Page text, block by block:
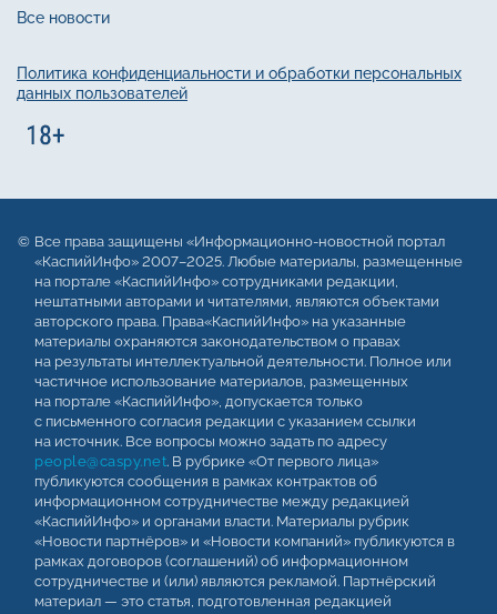
Все новости
Политика конфиденциальности и обработки персональных
данных пользователей
Все права защищены «Информационно-новостной портал
«КаспийИнфо» 2007–2025. Любые материалы, размещенные
на портале «КаспийИнфо» сотрудниками редакции,
нештатными авторами и читателями, являются объектами
авторского права. Права«КаспийИнфо» на указанные
материалы охраняются законодательством о правах
на результаты интеллектуальной деятельности. Полное или
частичное использование материалов, размещенных
на портале «КаспийИнфо», допускается только
с письменного согласия редакции с указанием ссылки
на источник. Все вопросы можно задать по адресу
people@caspy.net. В рубрике «От первого лица»
публикуются сообщения в рамках контрактов об
информационном сотрудничестве между редакцией
«КаспийИнфо» и органами власти. Материалы рубрик
«Новости партнёров» и «Новости компаний» публикуются в
рамках договоров (соглашений) об информационном
сотрудничестве и (или) являются рекламой. Партнёрский
материал — это статья, подготовленная редакцией